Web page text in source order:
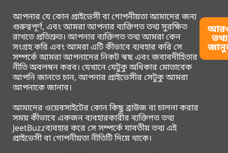
আপনার যে কোন প্রাইভেসী বা গোপনীয়তা আমাদের জন্য
গুরুত্বপূর্ণ, এবং আমরা আপনার ব্যক্তিগত তথ্য সুরক্ষিত
রাখতে প্রতিশ্রুত। আপনার ব্যক্তিগত তথ্য আমরা কেন
সংগ্রহ করি এবং আমরা এটি কীভাবে ব্যবহার করি সে
সম্পর্কে আমরা আপনাদের নিকট স্বছ এবং জবাবদীহিতার
নীতি অবলম্বন করব। যেখানে যেটুকু অধিকার মোতাবেক
আপনি জানতে চান, আপনার প্রাইভেসীর সেটুকু আমরা
আপনাকে জানাব।
আমাদের ওয়েবসাইটের কোন কিছু ব্রাউজ বা চালনা করার
সময় কীভাবে একজন ব্যবহারকারীর ব্যক্তিগত তথ্য
JeetBuzzব্যবহার করে সে সম্পর্কে যাবতীয় তথ্য এই
প্রাইভেসী বা গোপনীয়তা নীতিটি দিয়ে থাকে।
তথ্য